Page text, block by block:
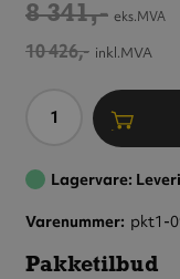
8 341,- eks.MVA
10 426,- inkl.MVA
Antall
Lagervare:
Varenummer pkt1-
Pakketilbud